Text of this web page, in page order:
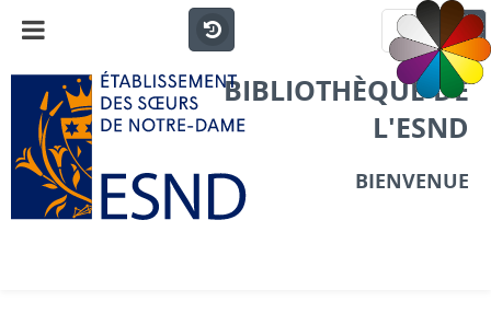
BIBLIOTHÈQUE DE
L'ESND
BIENVENUE